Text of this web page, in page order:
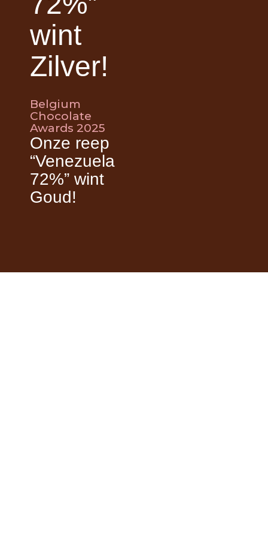
wint
Zilver!
Belgium
Chocolate
Awards 2025
Onze reep
“Venezuela
72%” wint
Goud!